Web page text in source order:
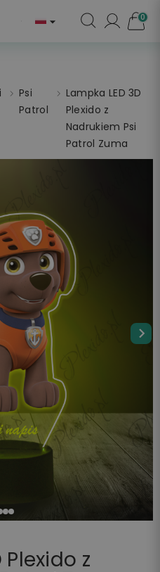
 0
Psi
Patrol
Lampka LED 3D
Plexido z
Nadrukiem Psi
Patrol Zuma
Plexido z